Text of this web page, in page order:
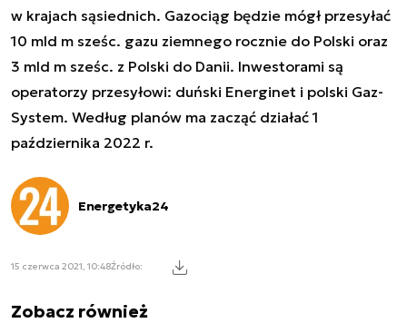
w krajach sąsiednich. Gazociąg będzie mógł przesyłać
10 mld m sześc. gazu ziemnego rocznie do Polski oraz
3 mld m sześc. z Polski do Danii. Inwestorami są
operatorzy przesyłowi: duński Energinet i polski Gaz-
System. Według planów ma zacząć działać 1
października 2022 r.
Energetyka24
15 czerwca 2021, 10:48Źródło:
Zobacz również